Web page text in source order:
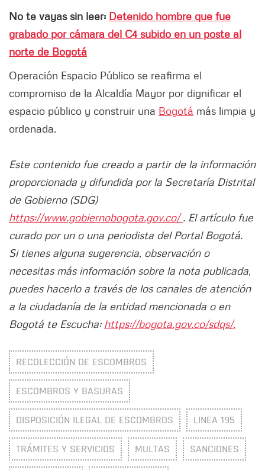
No te vayas sin leer: Detenido hombre que fue
grabado por cámara del C4 subido en un poste al
norte de Bogotá
Operación Espacio Público se reafirma el
compromiso de la Alcaldía Mayor por dignificar el
espacio público y construir una Bogotá más limpia y
ordenada.
Este contenido fue creado a partir de la información
proporcionada y difundida por la Secretaría Distrital
de Gobierno (SDG)
https://www.gobiernobogota.gov.co/. El artículo fue
curado por un o una periodista del Portal Bogotá.
Si tienes alguna sugerencia, observación o
necesitas más información sobre la nota publicada,
puedes hacerlo a través de los canales de atención
a la ciudadanía de la entidad mencionada o en
Bogotá te Escucha: https://bogota.gov.co/sdqs/.
RECOLECCIÓN DE ESCOMBROS
ESCOMBROS Y BASURAS
DISPOSICIÓN ILEGAL DE ESCOMBROS LINEA 195
TRÁMITES Y SERVICIOS MULTAS SANCIONES